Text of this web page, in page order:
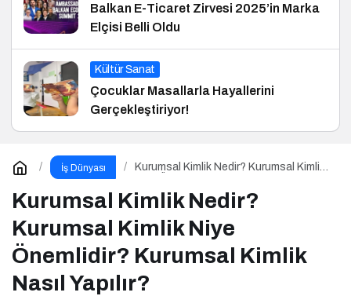
Balkan E-Ticaret Zirvesi 2025’in Marka
Elçisi Belli Oldu
Kültür Sanat
Çocuklar Masallarla Hayallerini
Gerçekleştiriyor!
İş Dünyası
Kurumsal Kimlik Nedir? Kurumsal Kimlik
Yapılır?
Kurumsal Kimlik Nedir?
Kurumsal Kimlik Niye
Önemlidir? Kurumsal Kimlik
Nasıl Yapılır?